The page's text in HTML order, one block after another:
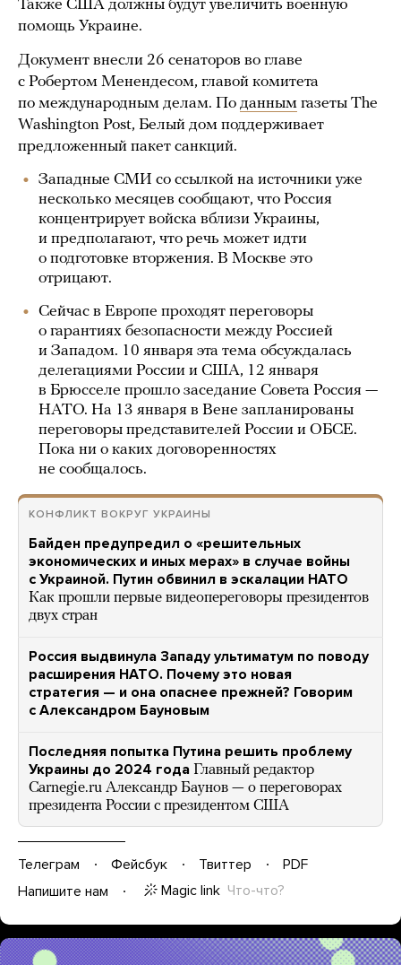
Также США должны будут увеличить военную
помощь Украине.
Документ внесли 26 сенаторов во главе
с Робертом Менендесом, главой комитета
по международным делам. По данным газеты The
Washington Post, Белый дом поддерживает
предложенный пакет санкций.
Западные СМИ со ссылкой на источники уже
несколько месяцев сообщают, что Россия
концентрирует войска вблизи Украины,
и предполагают, что речь может идти
о подготовке вторжения. В Москве это
отрицают.
Сейчас в Европе проходят переговоры
о гарантиях безопасности между Россией
и Западом. 10 января эта тема обсуждалась
делегациями России и США, 12 января
в Брюсселе прошло заседание Совета Россия —
НАТО. На 13 января в Вене запланированы
переговоры представителей России и ОБСЕ.
Пока ни о каких договоренностях
не сообщалось.
КОНФЛИКТ ВОКРУГ УКРАИНЫ
Байден предупредил о «решительных
экономических и иных мерах» в случае войны
с Украиной. Путин обвинил в эскалации НАТО
Как прошли первые видеопереговоры президентов
двух стран
Россия выдвинула Западу ультиматум по поводу
расширения НАТО. Почему это новая
стратегия — и она опаснее прежней? Говорим
с Александром Бауновым
Последняя попытка Путина решить проблему
Украины до 2024 года Главный редактор
Carnegie.ru Александр Баунов — о переговорах
президента России с президентом США
Телеграм Фейсбук Твиттер
PDF
Напишите нам
Magic link Что-что?